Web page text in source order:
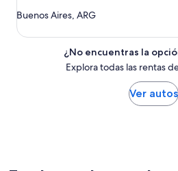
Buenos Aires, ARG
¿No encuentras la
Explora todas las rentas
Ver autos